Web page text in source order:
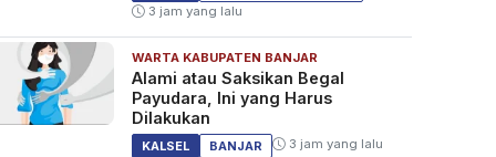
3 jam yang lalu
WARTA KABUPATEN BANJAR
Alami atau Saksikan Begal
Payudara, Ini yang Harus
Dilakukan
KALSEL BANJAR 3 jam yang lalu